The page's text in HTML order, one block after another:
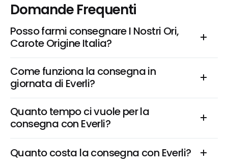
Domande Frequenti
Posso farmi consegnare I Nostri Ori,
Carote Origine Italia?
Come funziona la consegna in
giornata di Everli?
Quanto tempo ci vuole per la
consegna con Everli?
Quanto costa la consegna con Everli?